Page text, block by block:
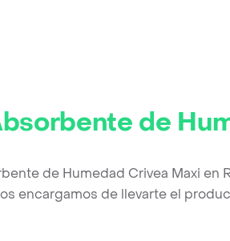
de
de Humedad Crivea Maxi
encargamos de llevarte el